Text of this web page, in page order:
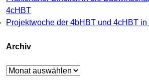
4cHBT
Projektwoche der 4bHBT und 4cHBT in
Archiv
Archiv